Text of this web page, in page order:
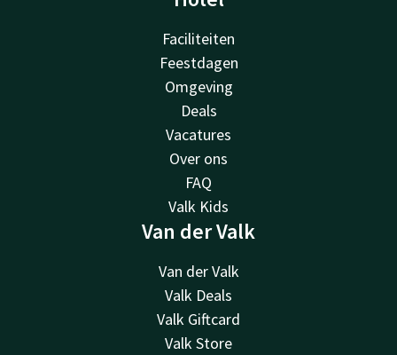
Faciliteiten
Feestdagen
Omgeving
Deals
Vacatures
Over ons
FAQ
Valk Kids
Van der Valk
Van der Valk
Valk Deals
Valk Giftcard
Valk Store